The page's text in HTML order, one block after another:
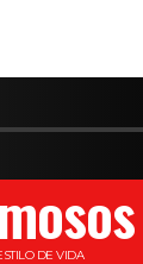
DE VIDA